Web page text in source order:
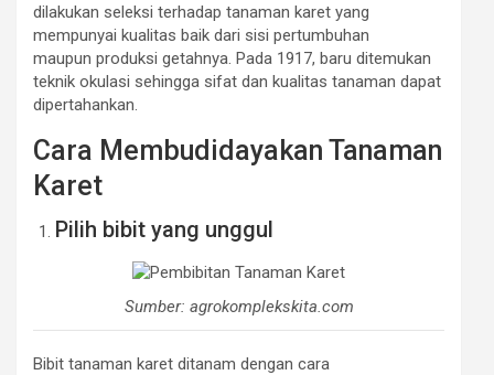
dilakukan seleksi terhadap tanaman karet yang
mempunyai kualitas baik dari sisi pertumbuhan
maupun produksi getahnya. Pada 1917, baru ditemukan
teknik okulasi sehingga sifat dan kualitas tanaman dapat
dipertahankan.
Cara Membudidayakan Tanaman
Karet
Pilih bibit yang unggul
Sumber: agrokomplekskita.com
Bibit tanaman karet ditanam dengan cara